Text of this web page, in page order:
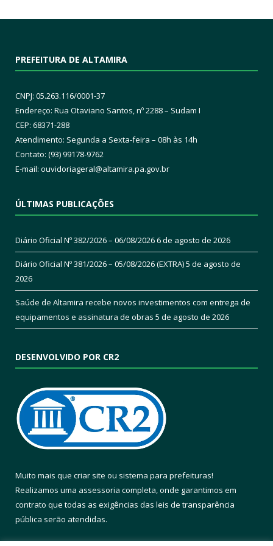
PREFEITURA DE ALTAMIRA
CNPJ: 05.263.116/0001-37
Endereço: Rua Otaviano Santos, nº 2288 – Sudam I
CEP: 68371-288
Atendimento: Segunda a Sexta-feira – 08h às 14h
Contato: (93) 99178-9762
E-mail: ouvidoriageral@altamira.pa.gov.br
ÚLTIMAS PUBLICAÇÕES
Diário Oficial Nº 382/2026 – 06/08/20266 de agosto de 2026
Diário Oficial Nº 381/2026 – 05/08/2026 (EXTRA)5 de agosto de
2026
Saúde de Altamira recebe novos investimentos com entrega de
equipamentos e assinatura de obras 5 de agosto de 2026
DESENVOLVIDO POR CR2
Muito mais que criar site ou sistema para prefeituras!
Realizamos uma assessoria completa, onde garantimos em
contrato que todas as exigências das leis de transparência
pública serão atendidas.